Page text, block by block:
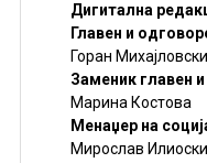
Дигитална
Главен и
Горан Михајловски
Заменик главен
Марина Костова
Менаџер на
Мирослав Илиоски